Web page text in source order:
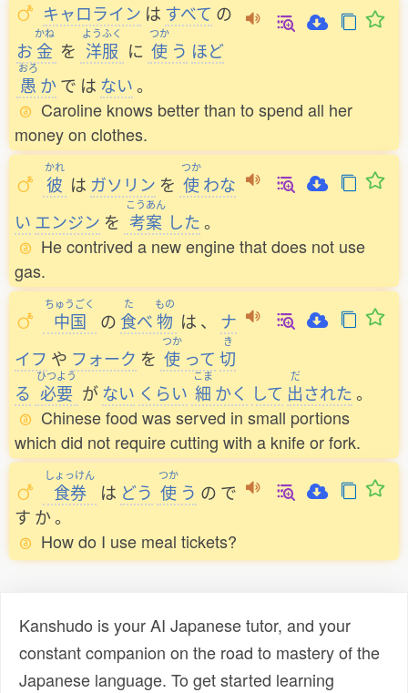
キャロライン は すべて の
お
かね
金 を
ようふく
洋服 に
つか
使 う ほど
おろ
愚 か で は ない。
Caroline knows better than to spend all her
money on clothes.
かれ
彼 は ガソリン を
つか
使わな
い エンジン を
こうあん
考案 した。
He contrived a new engine that does not use
gas.
ちゅうごく
中国 の
た
食べ
もの
物 は 、
ナ
イフ や フォーク を
つか
使 って
き
切
る
ひつよう
必要 がない くらい
こま
細 かく して
だ
出された。
Chinese food was served in small portions
which did not require cutting with a knife or fork.
しょっけん
食券 は どう
つか
使 う の で
す か。
How do I use meal tickets?
Kanshudo is your AI Japanese tutor, and your
constant companion on the road to mastery of the
Japanese language. To get started learning